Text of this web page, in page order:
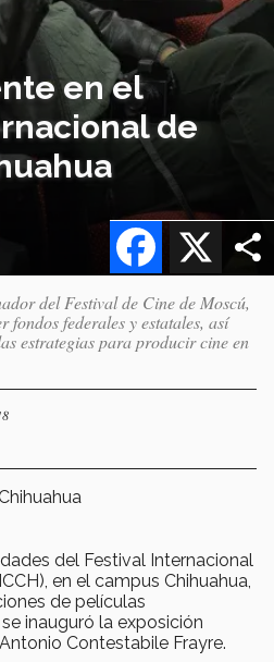
en el
de
X
Facebook
del Festival de Cine de Moscú,
fondos federales y estatales, así
estrategias para producir cine en
del Festival Internacional
en el campus Chihuahua,
de películas
inauguró la exposición
Contestabile Frayre.